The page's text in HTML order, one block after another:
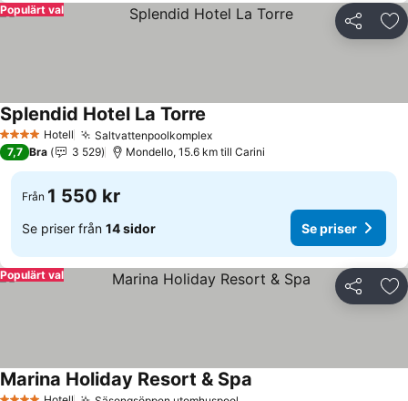
Dela
Populärt val
4 StjärnorHotell Saltvattenpoolkomplex
Splendid Hotel La Torre
7,7 Bra 3 529 Mondello, 15.6 km till Carini
Från 1 550 kr
Se priser från 14 sidor Se priser
Dela
Populärt val
Marina Holiday Resort & Spa